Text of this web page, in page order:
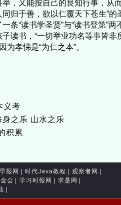
又能按自己的良知行事，从
归于善，欲以仁覆天下苍生”的
条“读书学圣贤”与“读书登第”两
读书，“一切举业功名等事皆非
为孝悌是“为仁之本”。
义考
之乐 山水之乐
积累
报网 时代Java教程 观察者网
会 学习时报网 求是网